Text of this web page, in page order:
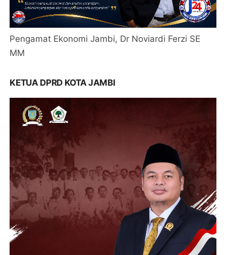
Pengamat Ekonomi Jambi, Dr Noviardi Ferzi SE
MM
KETUA DPRD KOTA JAMBI